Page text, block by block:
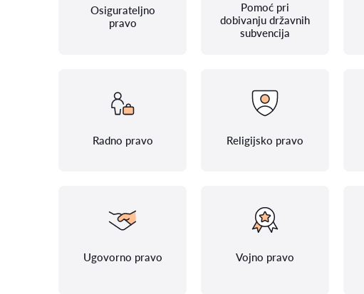
Osigurateljno
pravo
Pomoć pri
dobivanju državnih
subvencija
Radno pravo Religijsko pravo
Ugovorno pravo Vojno pravo